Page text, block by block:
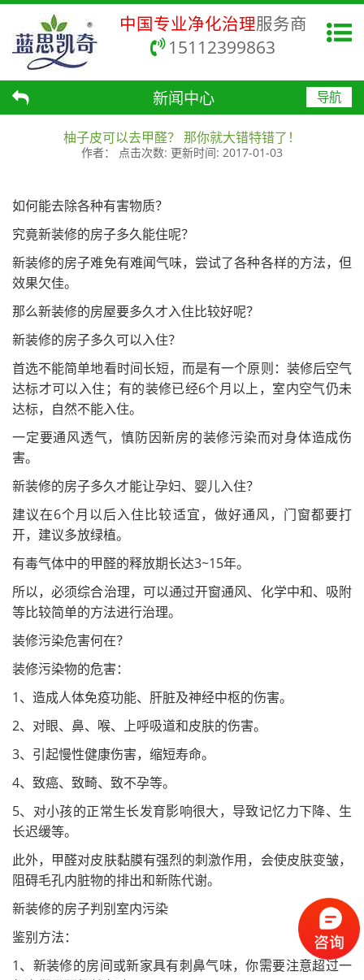
中国专业净化治理服务商
15112399863
新闻中心 导航
柚子皮可以去甲醛？ 那你就大错特错了！
作者： 点击次数: 更新时间: 2017-01-03
如何能去除各种有害物质？
究竟新装修的房子多久能住呢？
新装修的房子难免有难闻气味，尝试了各种各样的方法，但
效果欠佳。
那么新装修的房屋要多久才入住比较好呢？
新装修的房子多久可以入住？
首选不能简单地看时间长短，而是有一个原则：装修后空气
达标才可以入住；有的装修已经6个月以上，室内空气仍未
达标，自然不能入住。
一定要通风透气，慎防因新房的装修污染而对身体造成伤
害。
新装修的房子多久才能让孕妇、婴儿入住？
建议在6个月以后入住比较适宜，做好通风，门窗都要打
开，建议多放绿植。
有毒气体中的甲醛的释放期长达3~15年。
所以，必须综合治理，可以通过开窗通风、化学中和、吸附
等比较简单的方法进行治理。
装修污染危害何在？
装修污染物的危害：
1、造成人体免疫功能、肝脏及神经中枢的伤害。
2、对眼、鼻、喉、上呼吸道和皮肤的伤害。
3、引起慢性健康伤害，缩短寿命。
4、致癌、致畸、致不孕等。
5、对小孩的正常生长发育影响很大，导致记忆力下降、生
长迟缓等。
此外，甲醛对皮肤黏膜有强烈的刺激作用，会使皮肤变皱，
阻碍毛孔内脏物的排出和新陈代谢。
新装修的房子判别室内污染
鉴别方法：
1、新装修的房间或新家具有刺鼻气味，你需要注意超过一